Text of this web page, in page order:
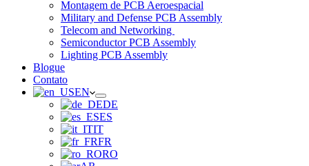
Montagem de PCB Aeroespacial
Military and Defense PCB Assembly
Telecom and Networking
Semiconductor PCB Assembly
Lighting PCB Assembly
Blogue
Contato
EN
DE
ES
IT
FR
RO